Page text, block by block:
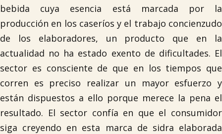
bebida cuya esencia está marcada por la
producción en los caseríos y el trabajo concienzudo
de los elaboradores, un producto que en la
actualidad no ha estado exento de dificultades. El
sector es consciente de que en los tiempos que
corren es preciso realizar un mayor esfuerzo y
están dispuestos a ello porque merece la pena el
resultado. El sector confía en que el consumidor
siga creyendo en esta marca de sidra elaborada